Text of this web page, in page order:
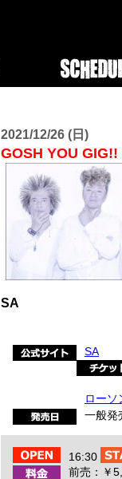
2021/12/26 (日)
GOSH YOU
SA
SA
ローソ
一般発
16:30
前売：￥